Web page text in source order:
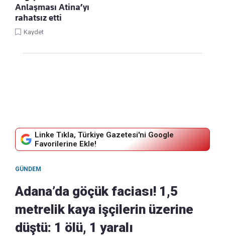
Anlaşması Atina’yı
rahatsız etti
Kaydet
Linke Tıkla, Türkiye Gazetesi'ni Google
Favorilerine Ekle!
GÜNDEM
Adana’da göçük faciası! 1,5
metrelik kaya işçilerin üzerine
düştü: 1 ölü, 1 yaralı